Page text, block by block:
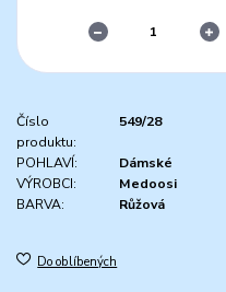
Číslo
produktu:
549/28
POHLAVÍ:
Dámské
VÝROBCI:
Medoosi
BARVA:
Růžová
Do oblíbených